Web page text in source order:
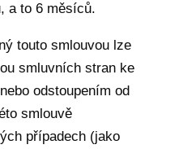
a to 6 měsíců.
touto smlouvou lze
smluvních stran ke
odstoupením od
smlouvě
případech (jako